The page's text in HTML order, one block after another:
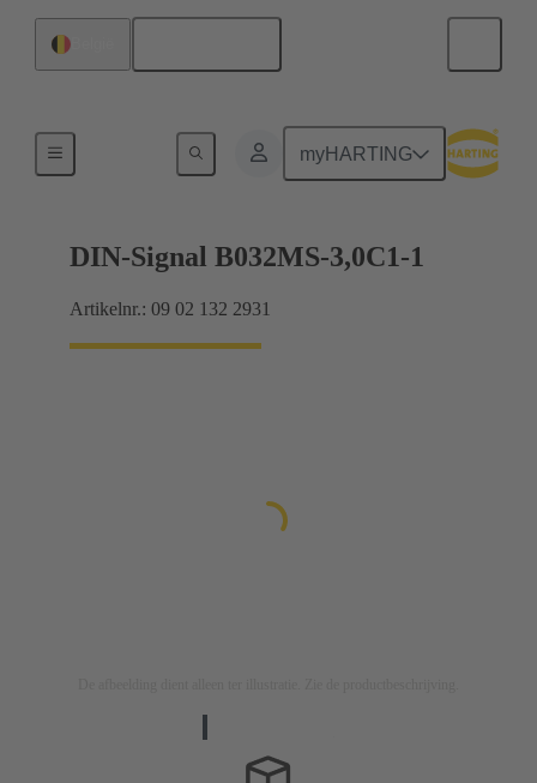
myHARTING
Moederbord naar dochterkaart-aansluiting
DIN-Signal B032MS-3,0C1-1
Artikelnr.: 09 02 132 2931